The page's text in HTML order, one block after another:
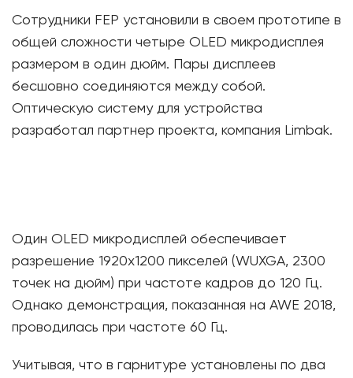
Сотрудники FEP установили в своем прототипе в
общей сложности четыре OLED микродисплея
размером в один дюйм. Пары дисплеев
бесшовно соединяются между собой.
Оптическую систему для устройства
разработал партнер проекта, компания Limbak.
Один OLED микродисплей обеспечивает
разрешение 1920х1200 пикселей (WUXGA, 2300
точек на дюйм) при частоте кадров до 120 Гц.
Однако демонстрация, показанная на AWE 2018,
проводилась при частоте 60 Гц.
Учитывая, что в гарнитуре установлены по два